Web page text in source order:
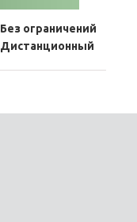
Без ограничений
Дистанционный